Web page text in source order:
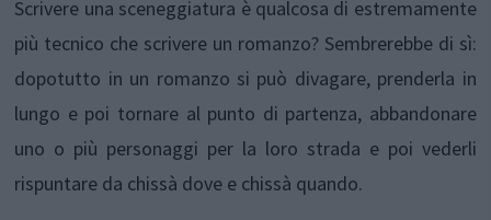
Scrivere una sceneggiatura è qualcosa di estremamente
più tecnico che scrivere un romanzo? Sembrerebbe di sì:
dopotutto in un romanzo si può divagare, prenderla in
lungo e poi tornare al punto di partenza, abbandonare
uno o più personaggi per la loro strada e poi vederli
rispuntare da chissà dove e chissà quando.